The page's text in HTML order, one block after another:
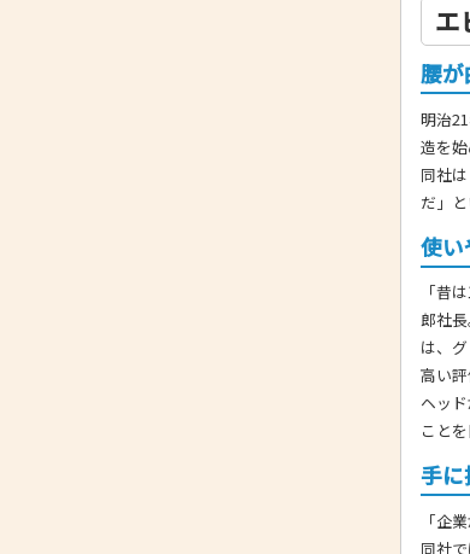
エ
腰
明治
造を
同社
だ」
使
「昔
郎社
は、
高い
ヘッ
こと
手
「企
同社